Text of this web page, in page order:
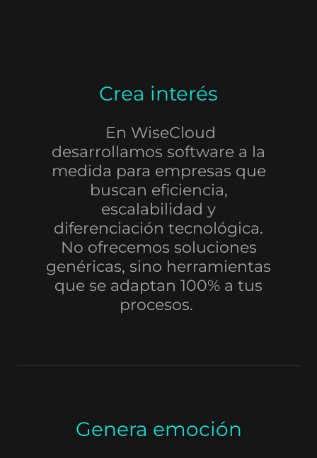
Crea interés
En WiseCloud
desarrollamos software a la
medida para empresas que
buscan eficiencia,
escalabilidad y
diferenciación tecnológica.
No ofrecemos soluciones
genéricas, sino herramientas
que se adaptan 100% a tus
procesos.
Genera emoción